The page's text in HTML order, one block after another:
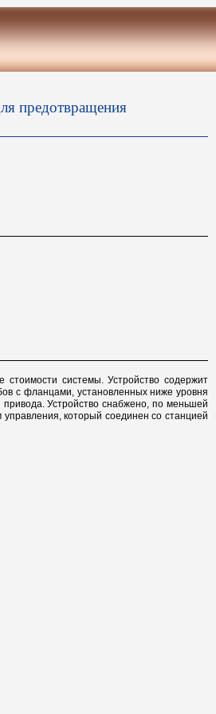
предотвращения
стоимости системы. Устройство содержит
с фланцами, установленных ниже уровня
Устройство снабжено, по меньшей
который соединен со станцией